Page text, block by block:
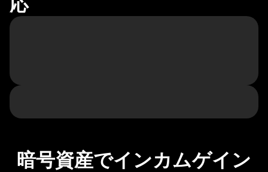
暗号資産でインカムゲイン